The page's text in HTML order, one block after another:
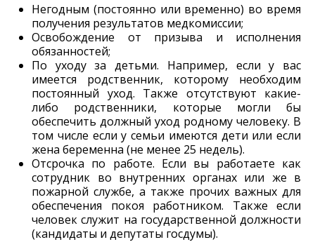
Негодным (постоянно или временно) во время
получения результатов медкомиссии;
Освобождение от призыва и исполнения
обязанностей;
По уходу за детьми. Например, если у вас
имеется родственник, которому необходим
постоянный уход. Также отсутствуют какие-
либо родственники, которые могли бы
обеспечить должный уход родному человеку. В
том числе если у семьи имеются дети или если
жена беременна (не менее 25 недель).
Отсрочка по работе. Если вы работаете как
сотрудник во внутренних органах или же в
пожарной службе, а также прочих важных для
обеспечения покоя работником. Также если
человек служит на государственной должности
(кандидаты и депутаты госдумы).